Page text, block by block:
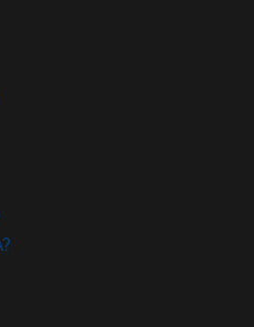
ventana)
en nueva ventana)
en nueva ventana)